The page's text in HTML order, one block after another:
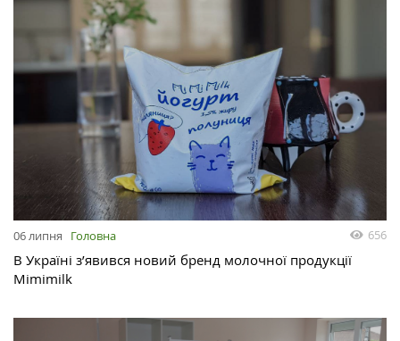
06 липня Головна 656
В Україні з’явився новий бренд молочної продукції
Mimimilk